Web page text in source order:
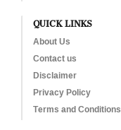
QUICK LINKS
About Us
Contact us
Disclaimer
Privacy Policy
Terms and Conditions